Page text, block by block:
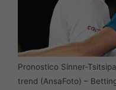
Pronostico Sinner-
trend (AnsaFoto) –